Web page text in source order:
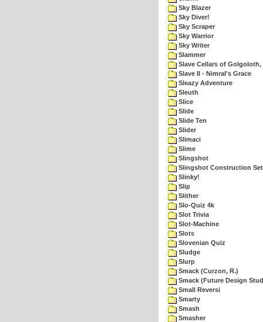
Sky Blazer
Sky Diver!
Sky Scraper
Sky Warrior
Sky Writer
Slammer
Slave Cellars of Golgoloth,
Slave II - Nimral's Grace
Sleazy Adventure
Sleuth
Slice
Slide
Slide Ten
Slider
Slimaci
Slime
Slingshot
Slingshot Construction Set
Slinky!
Slip
Slither
Slo-Quiz 4k
Slot Trivia
Slot-Machine
Slots
Slovenian Quiz
Sludge
Slurp
Smack (Curzon, R.)
Smack (Future Design
Small Reversi
Smarty
Smash
Smasher